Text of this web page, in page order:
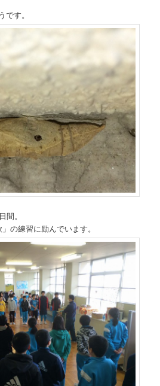
す。
。
の練習に励んでいます。